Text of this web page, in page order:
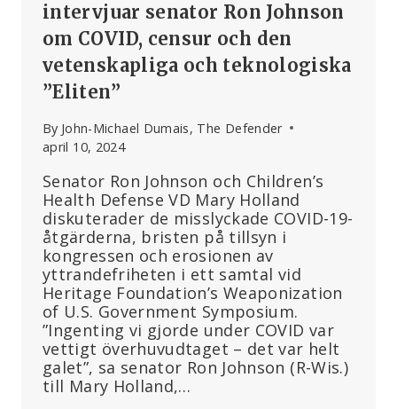
intervjuar senator Ron Johnson
om COVID, censur och den
vetenskapliga och teknologiska
”Eliten”
By John-Michael Dumais, The Defender
april 10, 2024
Senator Ron Johnson och Children’s
Health Defense VD Mary Holland
diskuterader de misslyckade COVID-19-
åtgärderna, bristen på tillsyn i
kongressen och erosionen av
yttrandefriheten i ett samtal vid
Heritage Foundation’s Weaponization
of U.S. Government Symposium.
”Ingenting vi gjorde under COVID var
vettigt överhuvudtaget – det var helt
galet”, sa senator Ron Johnson (R-Wis.)
till Mary Holland,…